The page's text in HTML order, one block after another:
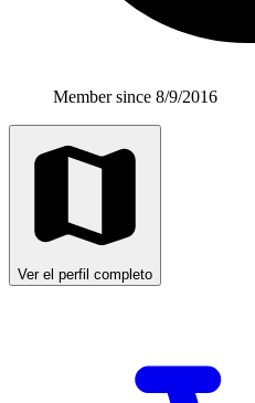
Member since 8/9/2016
Ver el perfil completo